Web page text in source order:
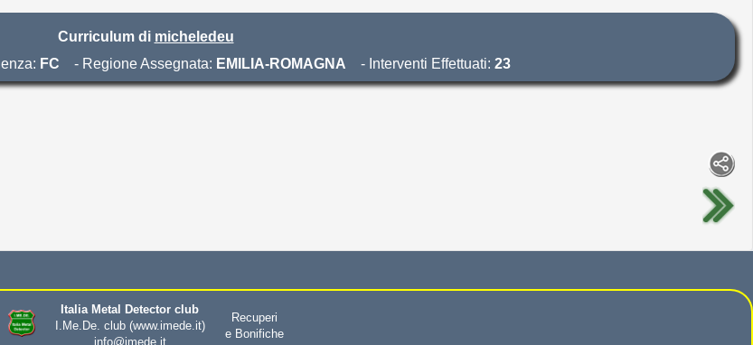
Curriculum di micheledeu
FC - Regione Assegnata: EMILIA-ROMAGNA - Interventi Effettuati: 23
Italia Metal Detector club
I.Me.De. club (www.imede.it)
info@imede.it
Recuperi
e Bonifiche